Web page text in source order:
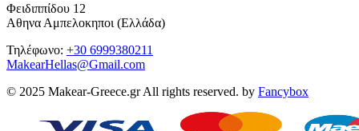
Φειδιππίδου 12
Αθηνα Αμπελοκηποι (Ελλάδα)
Τηλέφωνο: +30 6999380211
MakearHellas@Gmail.com
© 2025 Makear-Greece.gr All rights reserved. by Fancybox